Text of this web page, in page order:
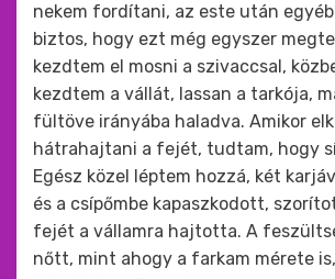
nekem fordítani, az este után
biztos, hogy ezt még egyszer
kezdtem el mosni a szivaccsal,
kezdtem a vállát, lassan a tarkója,
fültöve irányába haladva. Amikor
hátrahajtani a fejét, tudtam, hogy
Egész közel léptem hozzá, két
és a csípőmbe kapaszkodott,
fejét a vállamra hajtotta. A
nőtt, mint ahogy a farkam mérete